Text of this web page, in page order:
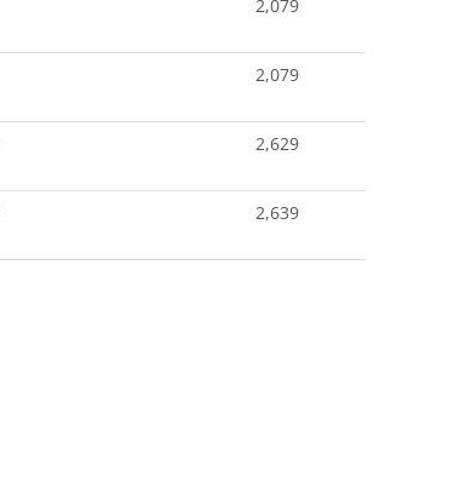
2,079
2,079
2,629
2,639